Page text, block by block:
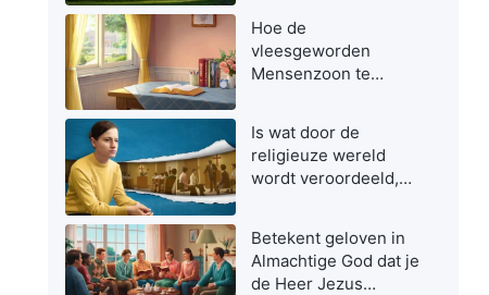
Hoe de
vleesgeworden
Mensenzoon te
Is wat door de
religieuze wereld
wordt veroordeeld,
Betekent geloven in
Almachtige God dat je
de Heer Jezus